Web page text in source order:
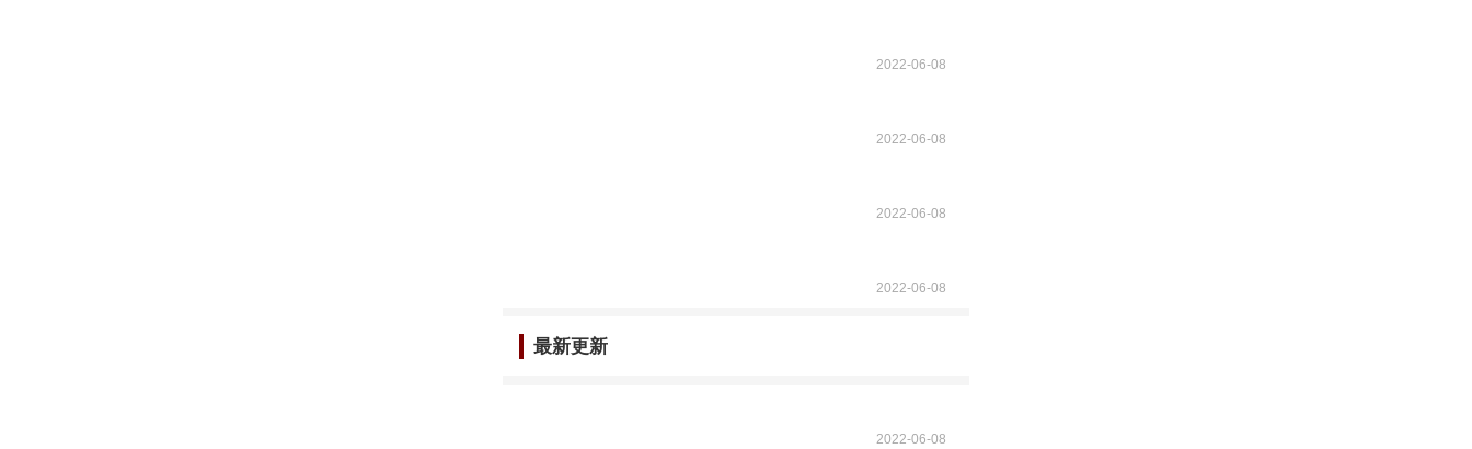
2022-06-08
2022-06-08
2022-06-08
2022-06-08
最新更新
2022-06-08